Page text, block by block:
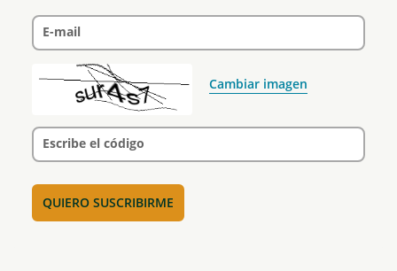
E-mail
Cambiar imagen
Escribe el código